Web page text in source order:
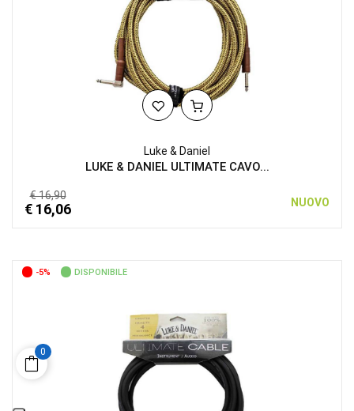
Luke & Daniel
LUKE & DANIEL ULTIMATE CAVO...
€ 16,90
€ 16,06 NUOVO
-5% DISPONIBILE
0